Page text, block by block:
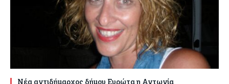
Νέα αντιδήμαρχος δήμου Ευρώτα η Αντωνία